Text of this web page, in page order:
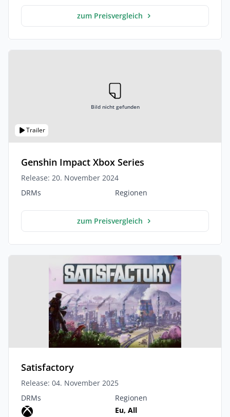
zum Preisvergleich
Trailer
Bild nicht gefunden
Genshin Impact Xbox Series
Release: 20. November 2024
DRMs
Regionen
zum Preisvergleich
Satisfactory
Release: 04. November 2025
DRMs
Regionen
Eu, All